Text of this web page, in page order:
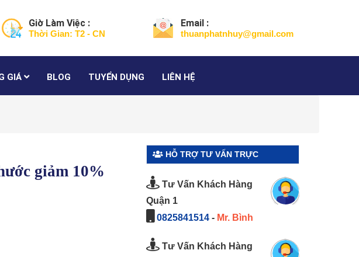
Giờ Làm Việc :
Thời Gian: T2 - CN
Email :
thuanphatnhuy@gmail.com
GIÁ BLOG TUYỂN DỤNG LIÊN HỆ
giảm 10%
HỖ TRỢ TƯ VẤN TRỰC
Tư Vấn Khách Hàng
Quận 1
0825841514- Mr. Bình
Tư Vấn Khách Hàng